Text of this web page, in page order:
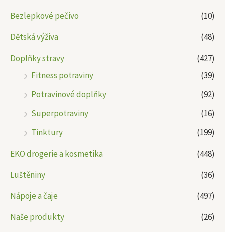
Bezlepkové pečivo
(10)
Dětská výživa
(48)
Doplňky stravy
(427)
Fitness potraviny
(39)
Potravinové doplňky
(92)
Superpotraviny
(16)
Tinktury
(199)
EKO drogerie a kosmetika
(448)
Luštěniny
(36)
Nápoje a čaje
(497)
Naše produkty
(26)